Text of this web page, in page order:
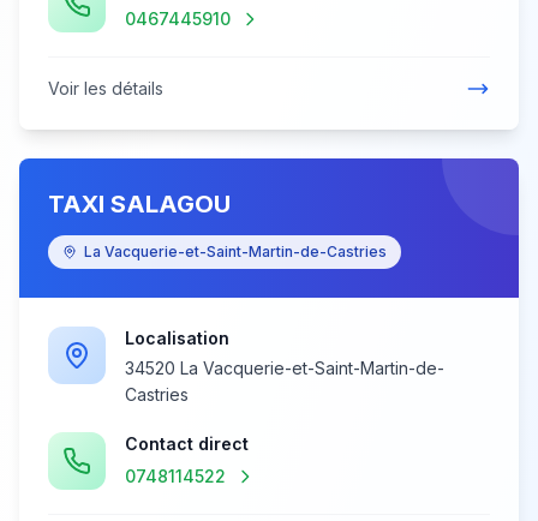
0467445910
Voir les détails
TAXI SALAGOU
La Vacquerie-et-Saint-Martin-de-Castries
Localisation
34520 La Vacquerie-et-Saint-Martin-de-
Castries
Contact direct
0748114522